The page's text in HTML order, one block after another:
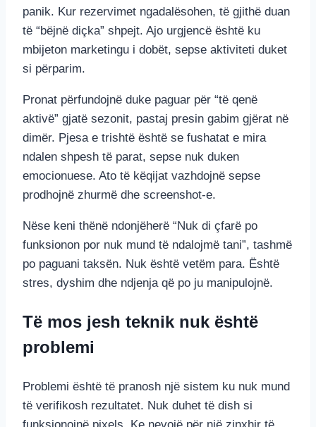
panik. Kur rezervimet ngadalësohen, të gjithë duan
të “bëjnë diçka” shpejt. Ajo urgjencë është ku
mbijeton marketingu i dobët, sepse aktiviteti duket
si përparim.
Pronat përfundojnë duke paguar për “të qenë
aktivë” gjatë sezonit, pastaj presin gabim gjërat në
dimër. Pjesa e trishtë është se fushatat e mira
ndalen shpesh të parat, sepse nuk duken
emocionuese. Ato të këqijat vazhdojnë sepse
prodhojnë zhurmë dhe screenshot-e.
Nëse keni thënë ndonjëherë “Nuk di çfarë po
funksionon por nuk mund të ndalojmë tani”, tashmë
po paguani taksën. Nuk është vetëm para. Është
stres, dyshim dhe ndjenja që po ju manipulojnë.
Të mos jesh teknik nuk është
problemi
Problemi është të pranosh një sistem ku nuk mund
të verifikosh rezultatet. Nuk duhet të dish si
funksionojnë pixels. Ke nevojë për një zinxhir të